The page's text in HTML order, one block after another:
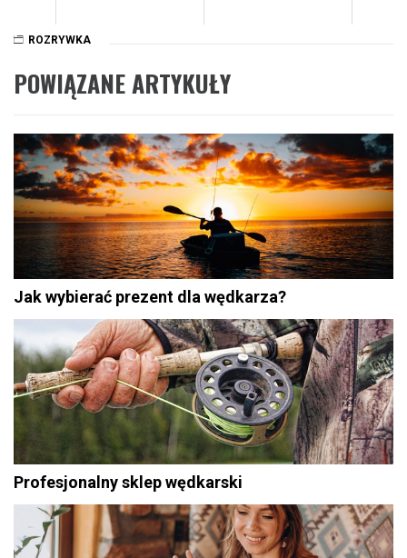
ROZRYWKA
POWIĄZANE ARTYKUŁY
Jak wybierać prezent dla wędkarza?
Profesjonalny sklep wędkarski